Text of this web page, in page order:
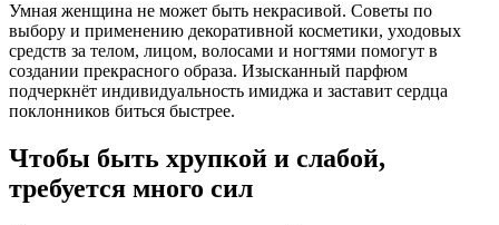
Умная женщина не может быть некрасивой. Советы по
выбору и применению декоративной косметики, уходовых
средств за телом, лицом, волосами и ногтями помогут в
создании прекрасного образа. Изысканный парфюм
подчеркнёт индивидуальность имиджа и заставит сердца
поклонников биться быстрее.
Чтобы быть хрупкой и слабой,
требуется много сил